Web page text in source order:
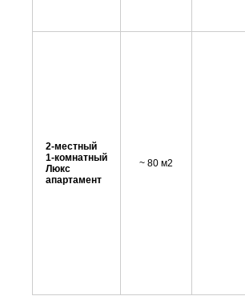
2-местный
1-комнатный
Люкс
апартамент
~ 80 м2